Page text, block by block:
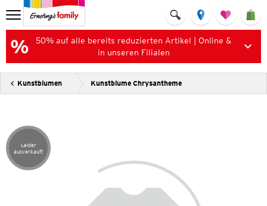
50% auf alle bereits reduzierten Artikel | Online &
in unseren Filialen
Kunstblumen Kunstblume Chrysantheme
Artikel leider ausverkauft
Leider
ausverkauft